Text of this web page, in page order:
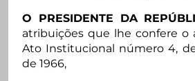
O PRESIDENTE DA
atribuições que lhe confere o
Ato Institucional número 4,
de 1966,